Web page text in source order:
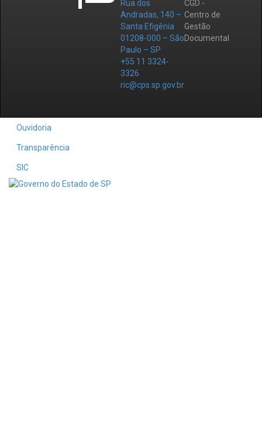
Rua dos
Andradas, 140 –
Santa Efigênia
01208-000 – São
Paulo – SP
+55 11 3324-
3326
ric@cps.sp.gov.br
CGD -
Centro de
Gestão
Documental
Ouvidoria
Transparência
SIC